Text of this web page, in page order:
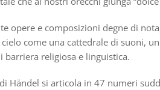
opere e composizioni degne di
come una cattedrale di suoni,
barriera religiosa e linguistica.
Händel si articola in 47 numeri